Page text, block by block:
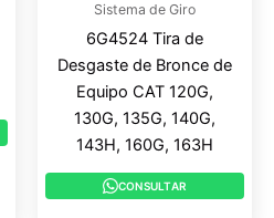
Sistema de Giro
6G4524 Tira de
Desgaste de Bronce de
Equipo CAT 120G,
130G, 135G, 140G,
143H, 160G, 163H
CONSULTAR